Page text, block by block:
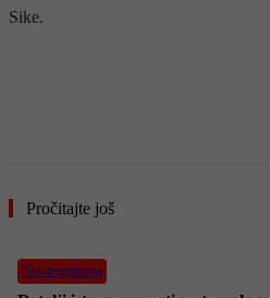
Sike.
Pročitajte još
Nekategorisano